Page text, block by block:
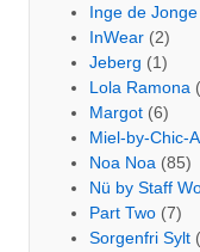
Inge de Jonge
InWear (2)
Jeberg (1)
Lola Ramona
Margot (6)
Miel-by-Chic-
Noa Noa (85)
Nü by Staff
Part Two (7)
Sorgenfri Sylt